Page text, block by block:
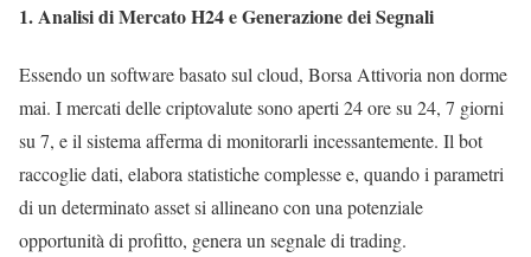
1. Analisi di Mercato H24 e Generazione dei Segnali
Essendo un software basato sul cloud, Borsa Attivoria non dorme
mai. I mercati delle criptovalute sono aperti 24 ore su 24, 7 giorni
su 7, e il sistema afferma di monitorarli incessantemente. Il bot
raccoglie dati, elabora statistiche complesse e, quando i parametri
di un determinato asset si allineano con una potenziale
opportunità di profitto, genera un segnale di trading.